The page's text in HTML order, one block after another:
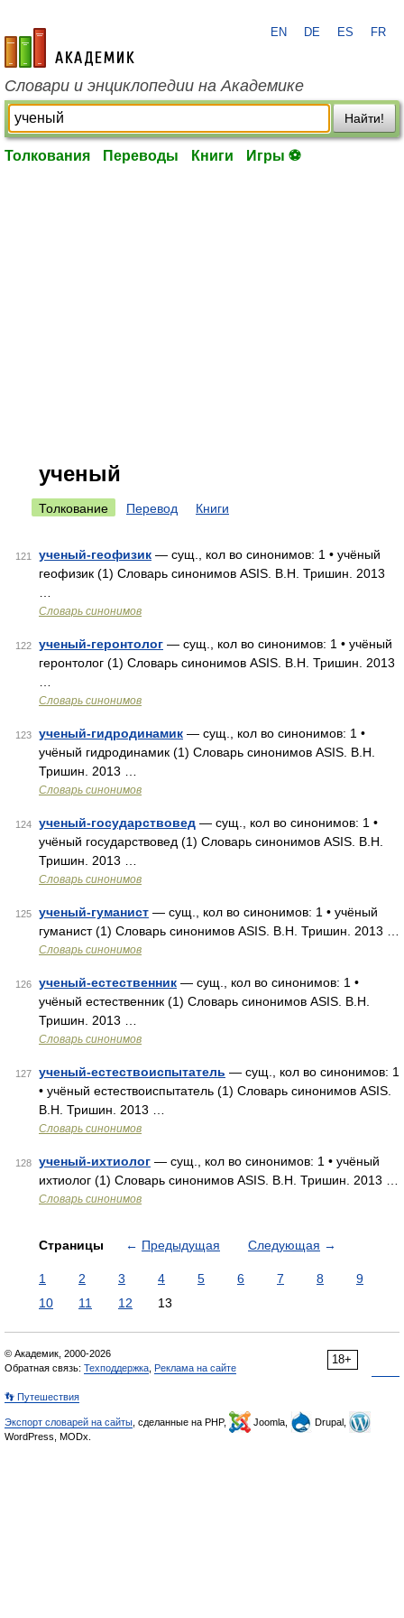
academic.ru
EN DE ES FR
Словари и энциклопедии на Академике
Найти!
Толкования Переводы Книги Игры ⚽
ученый
Толкование Перевод Книги
121 ученый-геофизик — сущ., кол во синонимов: 1 • учёный
геофизик (1) Словарь синонимов ASIS. В.Н. Тришин. 2013
Словарь синонимов
122 ученый-геронтолог — сущ., кол во синонимов: 1 • учёный
геронтолог (1) Словарь синонимов ASIS. В.Н. Тришин. 2013
Словарь синонимов
123 ученый-гидродинамик — сущ., кол во синонимов: 1 •
учёный гидродинамик (1) Словарь синонимов ASIS. В.Н.
Тришин. 2013 …
Словарь синонимов
124 ученый-государствовед — сущ., кол во синонимов: 1 •
учёный государствовед (1) Словарь синонимов ASIS. В.Н.
Тришин. 2013 …
Словарь синонимов
125 ученый-гуманист — сущ., кол во синонимов: 1 • учёный
гуманист (1) Словарь синонимов ASIS. В.Н. Тришин. 2013 …
Словарь синонимов
126 ученый-естественник — сущ., кол во синонимов: 1 •
учёный естественник (1) Словарь синонимов ASIS. В.Н.
Тришин. 2013 …
Словарь синонимов
127 ученый-естествоиспытатель — сущ., кол во синонимов: 1
• учёный естествоиспытатель (1) Словарь синонимов ASIS.
В.Н. Тришин. 2013 …
Словарь синонимов
128 ученый-ихтиолог — сущ., кол во синонимов: 1 • учёный
ихтиолог (1) Словарь синонимов ASIS. В.Н. Тришин. 2013 …
Словарь синонимов
Страницы ← Предыдущая Следующая →
1 2 3 4 5 6 7 8
9
10
11 12 13
18+
© Академик, 2000-2026
Обратная связь: Техподдержка Реклама на сайте
👣 Путешествия
Экспорт словарей на сайты , сделанные на PHP, Joomla,
Drupal,
WordPress, MODx.